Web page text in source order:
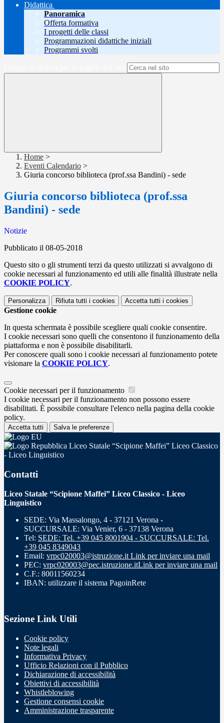
Didattica
Panoramica
Offerta formativa
I progetti delle classi
Programmazioni didattiche iniziali
Programmi svolti
Home >
Eventi Calendario >
Giuria concorso biblioteca (prof.ssa Bandini) - sede
Giuria concorso biblioteca (prof.ssa
Bandini) - sede
Notizie
Pubblicato il 08-05-2018
Questo sito o gli strumenti terzi da questo utilizzati si avvalgono di
cookie necessari al funzionamento ed utili alle finalità illustrate nella
COOKIE POLICY.
Personalizza Rifiuta tutti i cookies Accetta tutti i cookies
Gestione cookie
In questa schermata è possibile scegliere quali cookie consentire.
I cookie necessari sono quelli che consentono il funzionamento della
piattaforma e non è possibile disabilitarli.
Per conoscere quali sono i cookie necessari al funzionamento potete
visionare la COOKIE POLICY.
Cookie necessari per il funzionamento
I cookie necessari per il funzionamento non possono essere
disabilitati. È possibile consultare l'elenco nella pagina della cookie
policy.
Accetta tutti Salva le preferenze
Liceo Statale “Scipione Maffei” Liceo Classico
- Liceo Linguistico
Contatti
Liceo Statale “Scipione Maffei” Liceo Classico - Liceo
Linguistico
SEDE: Via Massalongo, 4 - 37121 Verona -
SUCCURSALE: Via Venier, 6 - 37138 Verona
Tel: SEDE: Tel. +39 045 8001904 - SUCCURSALE: Tel.
+39 045 8349043
Email: vrpc020003@istruzione.it Link per inviare una mail
PEC: vrpc020003@pec.istruzione.itLink per inviare una mail
C.F.: 80011560234
IBAN: utilizzare il sistema PagoinRete
Sezione Link Utili
Cookie policy
Note legali
Informativa Privacy
Ufficio Relazioni con il Pubblico
Dichiarazione di accessibilità
Obiettivi di accessibilità
Whistleblowing
Gestione consensi cookie
Amministrazione trasparente